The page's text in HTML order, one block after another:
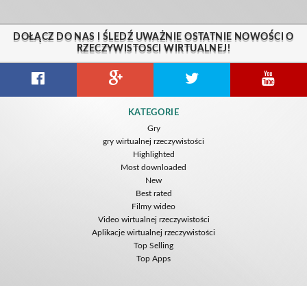
DOŁĄCZ DO NAS I ŚLEDŹ UWAŻNIE OSTATNIE NOWOŚCI O
RZECZYWISTOSCI WIRTUALNEJ!
KATEGORIE
Gry
gry wirtualnej rzeczywistości
Highlighted
Most downloaded
New
Best rated
Filmy wideo
Video wirtualnej rzeczywistości
Aplikacje wirtualnej rzeczywistości
Top Selling
Top Apps